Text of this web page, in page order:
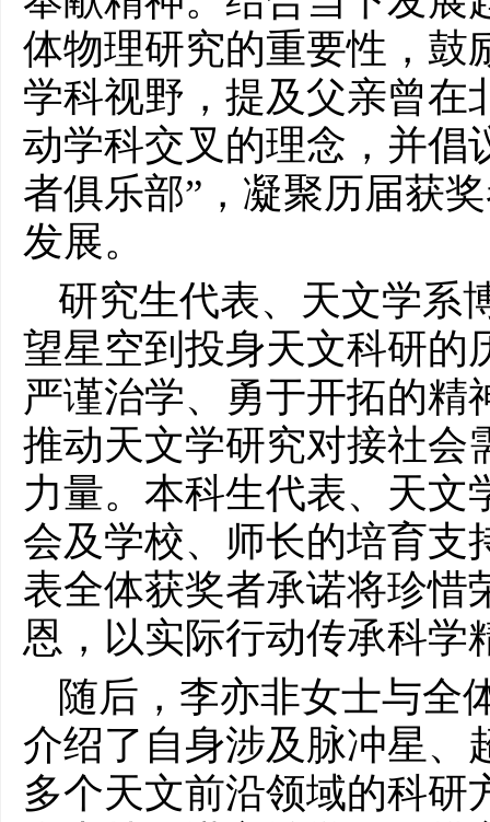
体物理研究的重要性，鼓
学科视野，提及父亲曾在
动学科交叉的理念，并倡
者俱乐部”，凝聚历届获
发展。
研究生代表、天文学系
望星空到投身天文科研的
严谨治学、勇于开拓的精
推动天文学研究对接社会
力量。本科生代表、天文
会及学校、师长的培育支
表全体获奖者承诺将珍惜
恩，以实际行动传承科学
随后，李亦非女士与全
介绍了自身涉及脉冲星、
多个天文前沿领域的科研